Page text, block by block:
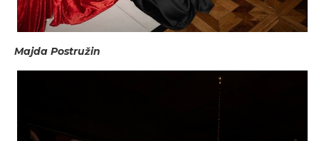
Majda Postružin